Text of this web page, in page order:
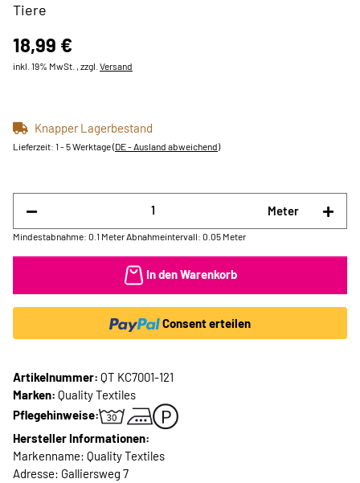
Tiere
18,99 €
inkl. 19% MwSt. , zzgl. Versand
Knapper Lagerbestand
Lieferzeit: 1 - 5 Werktage(DE - Ausland abweichend)
Meter
Mindestabnahme: 0.1 Meter Abnahmeintervall: 0.05 Meter
In den Warenkorb
Consent erteilen
Artikelnummer: QT KC7001-121
Marken: Quality Textiles
Pflegehinweise:
Hersteller Informationen:
Markenname: Quality Textiles
Adresse: Galliersweg 7